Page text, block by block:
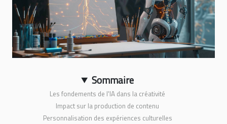
Sommaire
Les fondements de l'IA dans la créativité
Impact sur la production de contenu
Personnalisation des expériences culturelles